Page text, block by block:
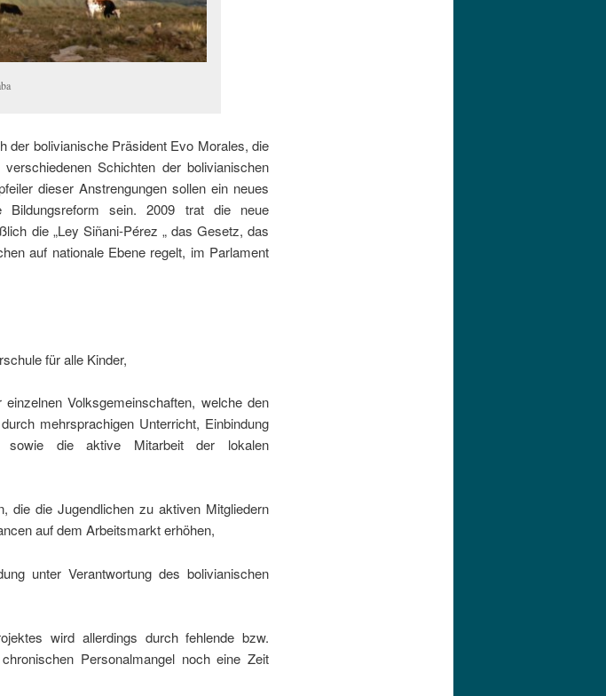
der bolivianische Präsident Evo Morales, die
Schichten der bolivianischen
dieser Anstrengungen sollen ein neues
Bildungsreform sein. 2009 trat die neue
die „Ley Siñani-Pérez „ das Gesetz, das
auf nationale Ebene regelt, im Parlament
für alle Kinder,
Volksgemeinschaften, welche den
mehrsprachigen Unterricht, Einbindung
sowie die aktive Mitarbeit der lokalen
die die Jugendlichen zu aktiven Mitgliedern
auf dem Arbeitsmarkt erhöhen,
unter Verantwortung des bolivianischen
wird allerdings durch fehlende bzw.
Personalmangel noch eine Zeit